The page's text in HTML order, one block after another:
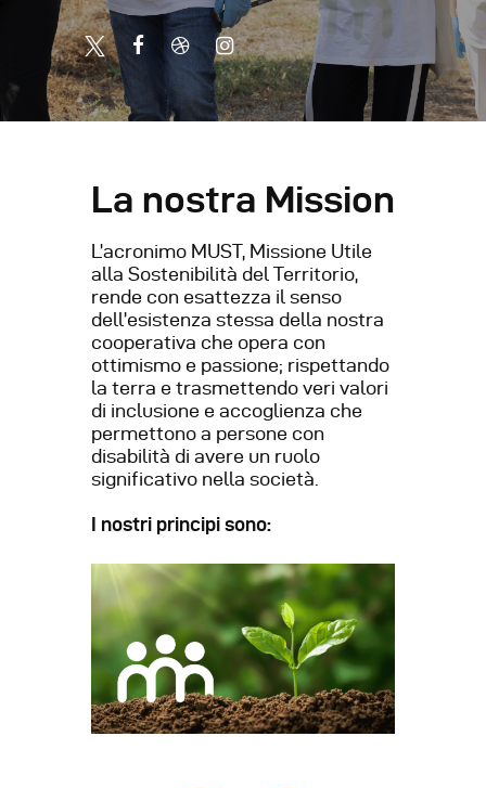
La nostra Mission
L’acronimo MUST, Missione Utile
alla Sostenibilità del Territorio,
rende con esattezza il senso
dell’esistenza stessa della nostra
cooperativa che opera con
ottimismo e passione; rispettando
la terra e trasmettendo veri valori
di inclusione e accoglienza che
permettono a persone con
disabilità di avere un ruolo
significativo nella società.
I nostri principi sono: